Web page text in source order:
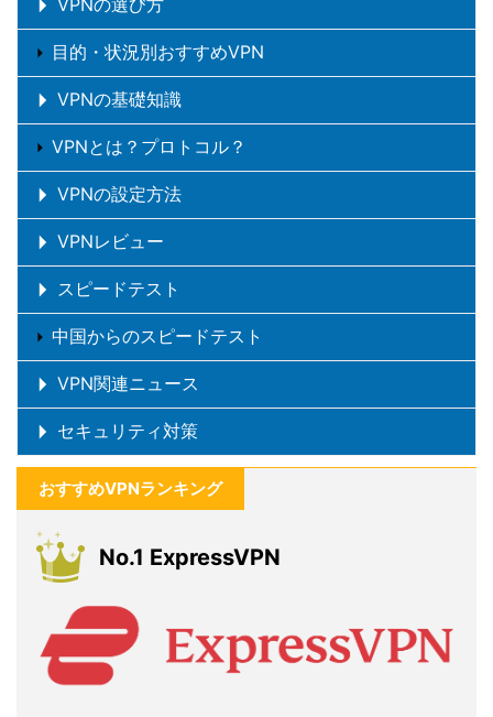
目的・状況別おすすめVPN
VPNの基礎知識
VPNとは？プロトコル？
VPNの設定方法
VPNレビュー
スピードテスト
中国からのスピードテスト
VPN関連ニュース
セキュリティ対策
おすすめVPNランキング
No.1 ExpressVPN